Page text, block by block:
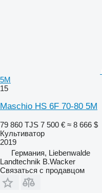
5M
15
Maschio HS 6F 70-80 5M
79 860 TJS 7 500 € ≈ 8 666 $
Культиватор
2019
Германия, Liebenwalde
Landtechnik B.Wacker
Связаться с продавцом